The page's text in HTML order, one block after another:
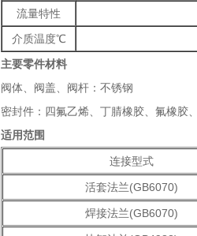
流量特性
介质温度℃
主要零件材料
阀体、阀盖、阀杆：不锈钢
密封件：四氟乙烯、丁腈橡胶、氟橡胶、
适用范围
连接型式
活套法兰(GB6070)
焊接法兰(GB6070)